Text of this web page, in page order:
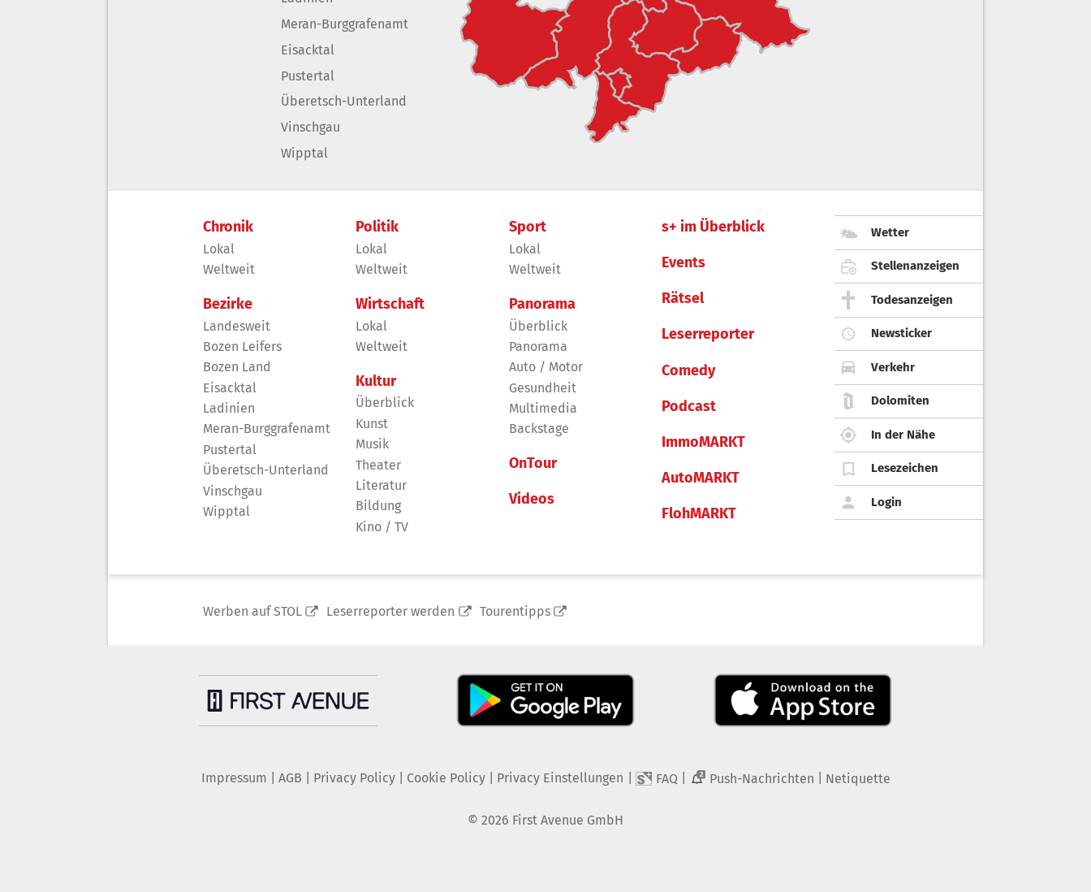
Meran-Burggrafenamt
Eisacktal
Pustertal
Überetsch-Unterland
Vinschgau
Wipptal
Chronik
Lokal
Weltweit
Bezirke
Landesweit
Bozen Leifers
Bozen Land
Eisacktal
Ladinien
Meran-Burggrafenamt
Pustertal
Überetsch-Unterland
Vinschgau
Wipptal
Politik
Lokal
Weltweit
Wirtschaft
Lokal
Weltweit
Kultur
Überblick
Kunst
Musik
Theater
Literatur
Bildung
Kino / TV
Sport
Lokal
Weltweit
Panorama
Überblick
Panorama
Auto / Motor
Gesundheit
Multimedia
Backstage
OnTour
Videos
s+ im Überblick
Events
Rätsel
Leserreporter
Comedy
Podcast
ImmoMARKT
AutoMARKT
FlohMARKT
Wetter
Stellenanzeigen
Todesanzeigen
Newsticker
Verkehr
Dolomiten
In der Nähe
Lesezeichen
Login
Werben auf STOL Leserreporter werden Tourentipps
Impressum AGB Privacy Policy| Cookie Policy| Privacy Einstellungen FAQ 2 Push-Nachrichten Netiquette
© 2026 First Avenue GmbH